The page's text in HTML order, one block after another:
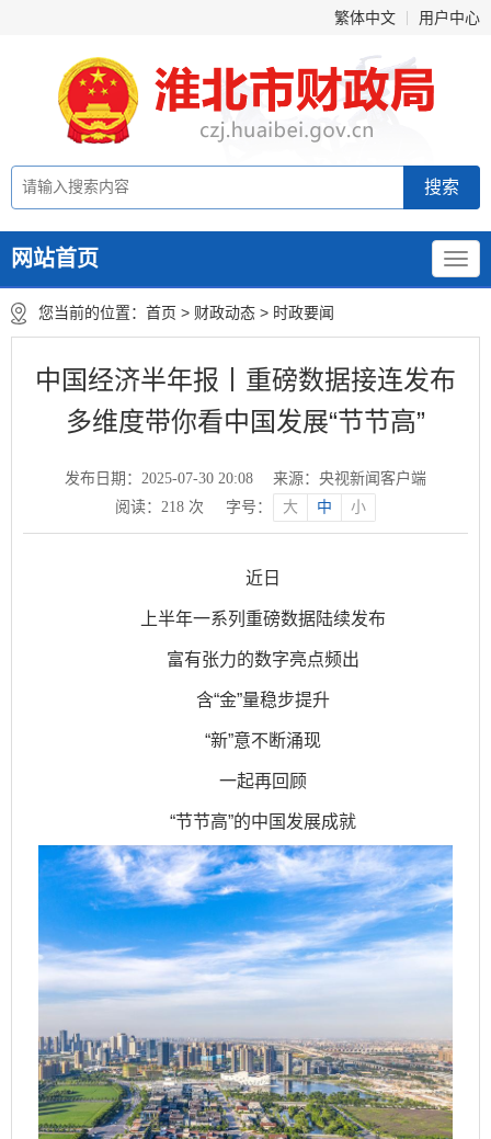
繁体中文 用户中心
网站首页
您当前的位置： 首页 > 财政动态 > 时政要闻
中国经济半年报丨重磅数据接连发布
多维度带你看中国发展“节节高”
发布日期：2025-07-30 20:08
来源：央视新闻客户端
阅读： 218 次 字号： 大 中 小
近日
上半年一系列重磅数据陆续发布
富有张力的数字亮点频出
含“金”量稳步提升
“新”意不断涌现
一起再回顾
“节节高”的中国发展成就